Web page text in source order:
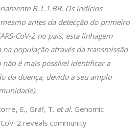
B.1.1.BR. Os indícios
antes da detecção do primeiro
CoV-2 no país, esta linhagem
população através da transmissão
é mais possível identificar a
da doença, devido a seu amplo
E., Gräf, T. et al. Genomic
2 reveals community